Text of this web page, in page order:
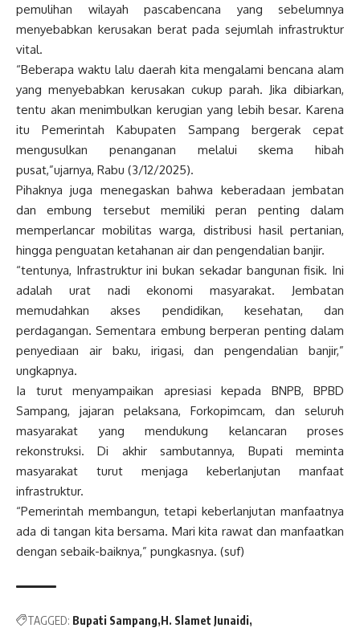
pemulihan wilayah pascabencana yang sebelumnya
menyebabkan kerusakan berat pada sejumlah infrastruktur
vital.
“Beberapa waktu lalu daerah kita mengalami bencana alam
yang menyebabkan kerusakan cukup parah. Jika dibiarkan,
tentu akan menimbulkan kerugian yang lebih besar. Karena
itu Pemerintah Kabupaten Sampang bergerak cepat
mengusulkan penanganan melalui skema hibah
pusat,”ujarnya, Rabu (3/12/2025).
Pihaknya juga menegaskan bahwa keberadaan jembatan
dan embung tersebut memiliki peran penting dalam
memperlancar mobilitas warga, distribusi hasil pertanian,
hingga penguatan ketahanan air dan pengendalian banjir.
“tentunya, Infrastruktur ini bukan sekadar bangunan fisik. Ini
adalah urat nadi ekonomi masyarakat. Jembatan
memudahkan akses pendidikan, kesehatan, dan
perdagangan. Sementara embung berperan penting dalam
penyediaan air baku, irigasi, dan pengendalian banjir,”
ungkapnya.
Ia turut menyampaikan apresiasi kepada BNPB, BPBD
Sampang, jajaran pelaksana, Forkopimcam, dan seluruh
masyarakat yang mendukung kelancaran proses
rekonstruksi. Di akhir sambutannya, Bupati meminta
masyarakat turut menjaga keberlanjutan manfaat
infrastruktur.
“Pemerintah membangun, tetapi keberlanjutan manfaatnya
ada di tangan kita bersama. Mari kita rawat dan manfaatkan
dengan sebaik-baiknya,” pungkasnya. (suf)
TAGGED: Bupati Sampang H. Slamet Junaidi